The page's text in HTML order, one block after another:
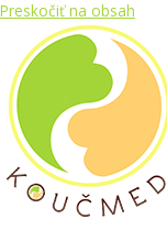
Preskočiť na obsah